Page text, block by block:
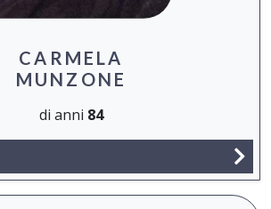
CARMELA
MUNZONE
di anni 84